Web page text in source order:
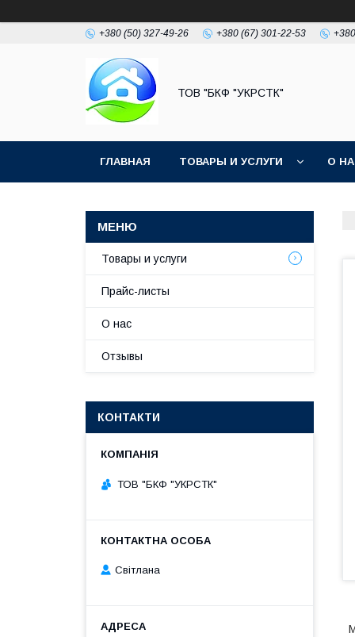
+380 (50) 327-49-26 +380 (67) 301-22-53
ТОВ "БКФ "УКРСТК"
ГЛАВНАЯ ТОВАРЫ И УСЛУГИ О
Товары и услуги
Прайс-листы
О нас
Отзывы
КОНТАКТИ
ТОВ "БКФ "УКРСТК"
Світлана